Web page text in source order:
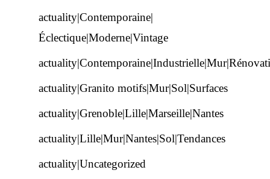
actuality|Contemporaine|
Éclectique|Moderne|Vintage
actuality|Granito motifs|Mur|Sol|Surfaces
actuality|Grenoble|Lille|Marseille|Nantes
actuality|Lille|Mur|Nantes|Sol|Tendances
actuality|Uncategorized